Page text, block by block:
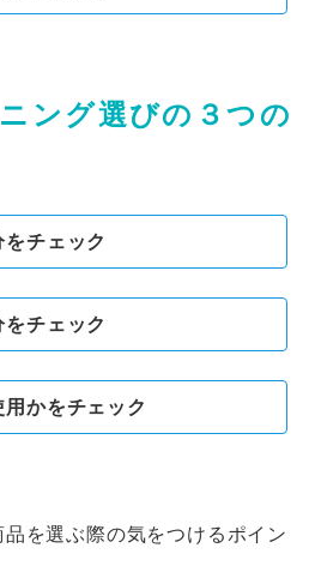
ング選びの３つの
チェック
チェック
かをチェック
を選ぶ際の気をつけるポイン